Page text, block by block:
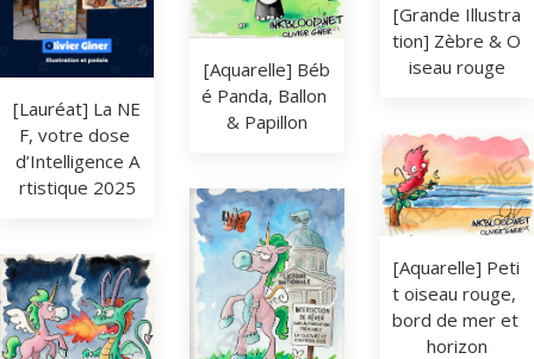
[Lauréat] La NE
F, votre dose
d’Intelligence A
rtistique 2025
[Aquarelle] Béb
é Panda, Ballon
& Papillon
[Grande Illustra
tion] Zèbre & O
iseau rouge
[Aquarelle] Peti
t oiseau rouge,
bord de mer et
horizon